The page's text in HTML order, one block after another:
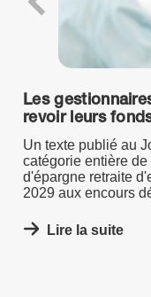
Les
revoir leurs
Un texte publié au
catégorie entière
d'épargne retraite
2029 aux encours
Lire la suite